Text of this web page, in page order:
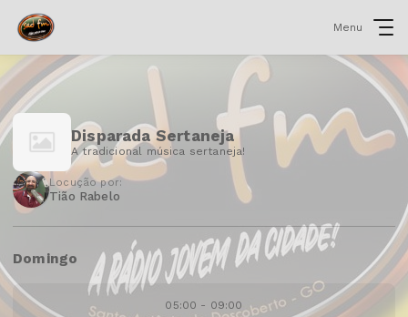
Menu
Disparada Sertaneja
A tradicional música sertaneja!
Locução por:
Tião Rabelo
Domingo
05:00 - 09:00